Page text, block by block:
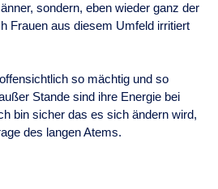
sondern, eben wieder ganz der
Frauen aus diesem Umfeld irritiert
so mächtig und so
Stande sind ihre Energie bei
bin sicher das es sich ändern wird,
des langen Atems.